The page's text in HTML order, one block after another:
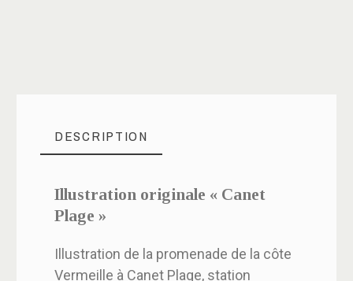
DESCRIPTION
Illustration originale « Canet
Plage »
Illustration de la promenade de la côte
Vermeille à Canet Plage, station